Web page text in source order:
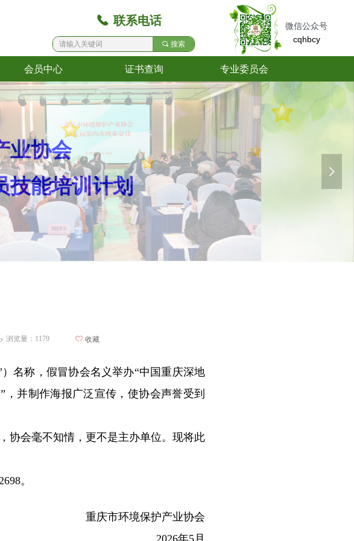
끠 搜索
끅 联系电话
微信公众号
cqhbcy
会员中心
会员中心
证书查询
证书查询
专业委员会
专业委员会
业协会
技能培训计划
넲
称，假冒协会名义举办“中国重庆深地
并制作海报广泛宣传，使协会声誉受到
会毫不知情，更不是主办单位。现将此
。
重庆市环境保护产业协会
5月
浏览量： 1179 ꄀ 收藏